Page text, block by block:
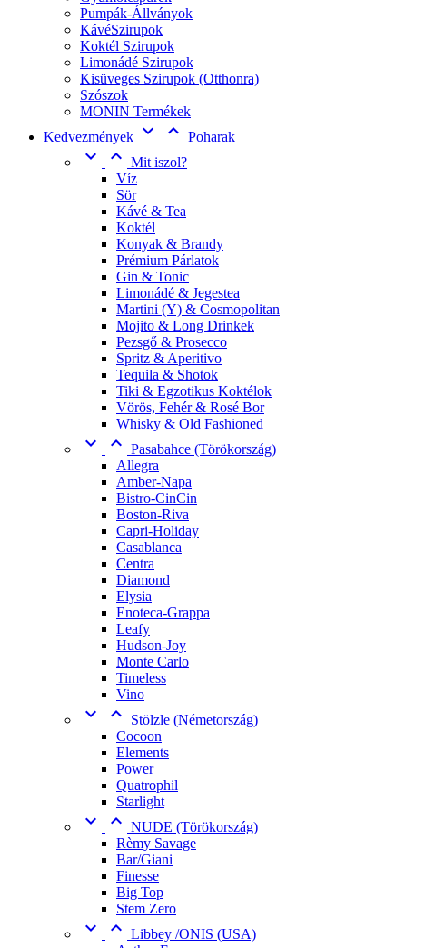
Pumpák-Állványok
KávéSzirupok
Koktél Szirupok
Limonádé Szirupok
Kisüveges Szirupok (Otthonra)
Szószok
MONIN Termékek
Kedvezmények   Poharak
  Mit iszol?
Víz
Sör
Kávé & Tea
Koktél
Konyak & Brandy
Prémium Párlatok
Gin & Tonic
Limonádé & Jegestea
Martini (Y) & Cosmopolitan
Mojito & Long Drinkek
Pezsgő & Prosecco
Spritz & Aperitivo
Tequila & Shotok
Tiki & Egzotikus Koktélok
Vörös, Fehér & Rosé Bor
Whisky & Old Fashioned
  Pasabahce (Törökország)
Allegra
Amber-Napa
Bistro-CinCin
Boston-Riva
Capri-Holiday
Casablanca
Centra
Diamond
Elysia
Enoteca-Grappa
Leafy
Hudson-Joy
Monte Carlo
Timeless
Vino
 
Stölzle (Németország)
Cocoon
Elements
Power
Quatrophil
Starlight
  NUDE (Törökország)
Rèmy Savage
Bar/Giani
Finesse
Big Top
Stem Zero
  Libbey /ONIS (USA)